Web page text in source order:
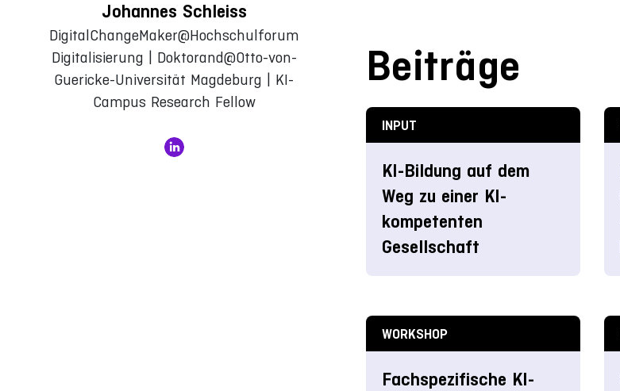
Johannes Schleiss
DigitalChangeMaker@Hochschulforum
Digitalisierung | Doktorand@Otto-von-
Guericke-Universität Magdeburg | KI-
Campus Research Fellow
Beiträge
INPUT
KI-Bildung auf dem
Weg zu einer KI-
kompetenten
Gesellschaft
WORKSHOP
Fachspezifische KI-